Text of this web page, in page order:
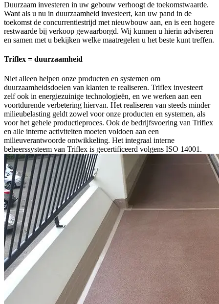
Duurzaam investeren in uw gebouw verhoogt de toekomstwaarde.
Want als u nu in duurzaamheid investeert, kan uw pand in de
toekomst de concurrentiestrijd met nieuwbouw aan, en is een hogere
restwaarde bij verkoop gewaarborgd. Wij kunnen u hierin adviseren
en samen met u bekijken welke maatregelen u het beste kunt treffen.
Triflex = duurzaamheid
Niet alleen helpen onze producten en systemen om
duurzaamheidsdoelen van klanten te realiseren. Triflex investeert
zelf ook in energiezuinige technologieën, en we werken aan een
voortdurende verbetering hiervan. Het realiseren van steeds minder
milieubelasting geldt zowel voor onze producten en systemen, als
voor het gehele productieproces. Ook de bedrijfsvoering van Triflex
en alle interne activiteiten moeten voldoen aan een
milieuverantwoorde ontwikkeling. Het integraal interne
beheerssysteem van Triflex is gecertificeerd volgens ISO 14001.